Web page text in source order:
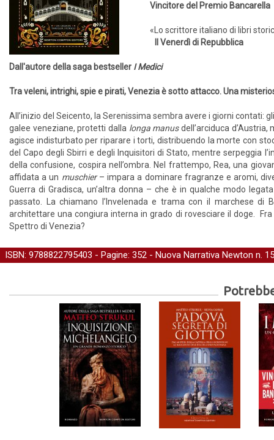
Vincitore del Premio Bancarella
«Lo scrittore italiano di libri
Il Venerdì di Repubblica
Dall'autore della saga bestseller I Medici
Tra veleni, intrighi, spie e pirati, Venezia è sotto attacco. Una
All’inizio del Seicento, la Serenissima sembra avere i giorni contati:
galee veneziane, protetti dalla longa manusdell’arciduca
agisce indisturbato per riparare i torti, distribuendo la morte con
del Capo degli Sbirri e degli Inquisitori di Stato, mentre serpeggia
della confusione, cospira nell’ombra. Nel frattempo, Rea, una
affidata a un muschier– impara a dominare fragranze e aromi,
Guerra di Gradisca, un’altra donna – che è in qualche modo
passato. La chiamano l’Invelenada e trama con il marchese di
architettare una congiura interna in grado di rovesciare il doge.
Spettro di Venezia?
ISBN: 9788822795403 - Pagine: 352 -Nuova Narrativa Newton n.